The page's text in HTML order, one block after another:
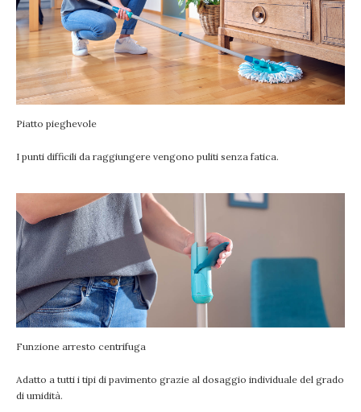
Piatto pieghevole
I punti difficili da raggiungere vengono puliti senza fatica.
Funzione arresto centrifuga
Adatto a tutti i tipi di pavimento grazie al dosaggio individuale del grado
di umidità.